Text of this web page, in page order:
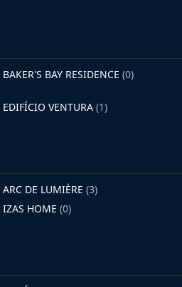
BAKER'S BAY RESIDENCE (0)
EDIFÍCIO VENTURA (1)
ARC DE LUMIÈRE (3)
IZAS HOME (0)